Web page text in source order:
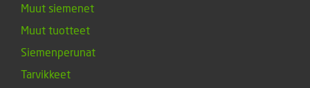
Muut siemenet
Muut tuotteet
Siemenperunat
Tarvikkeet